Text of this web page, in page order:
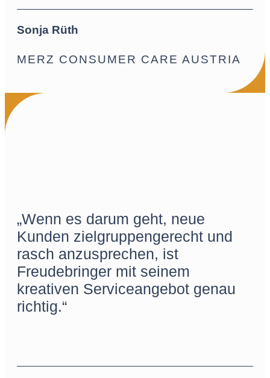
Sonja Rüth
MERZ CONSUMER CARE AUSTRIA
„Wenn es darum geht, neue
Kunden zielgruppengerecht und
rasch anzusprechen, ist
Freudebringer mit seinem
kreativen Serviceangebot genau
richtig.“